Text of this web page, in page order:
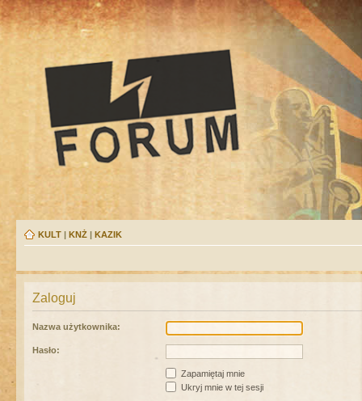
KULT | KNŻ | KAZIK
Zaloguj
Nazwa użytkownika:
Hasło:
Zapamiętaj mnie
Ukryj mnie w tej sesji